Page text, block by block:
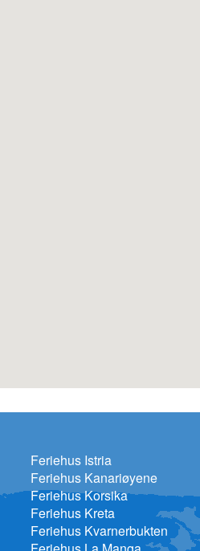
Feriehus Istria
Feriehus Kanariøyene
Feriehus Korsika
Feriehus Kreta
Feriehus Kvarnerbukten